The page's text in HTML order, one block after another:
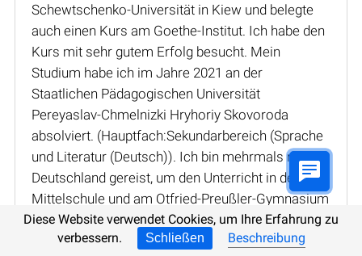
Schewtschenko-Universität in Kiew und belegte
auch einen Kurs am Goethe-Institut. Ich habe den
Kurs mit sehr gutem Erfolg besucht. Mein
Studium habe ich im Jahre 2021 an der
Staatlichen Pädagogischen Universität
Pereyaslav-Chmelnizki Hryhoriy Skovoroda
absolviert. (Hauptfach:Sekundarbereich (Sprache
und Literatur (Deutsch)). Ich bin mehrmals nach
Deutschland gereist, um den Unterricht in der
Mittelschule und am Otfried-Preußler-Gymnasium
zu besuchen und an Fortbildungsseminaren
teilzunehmen.
Diese Website verwendet Cookies, um Ihre Erfahrung zu
verbessern.
Schließen Beschreibung